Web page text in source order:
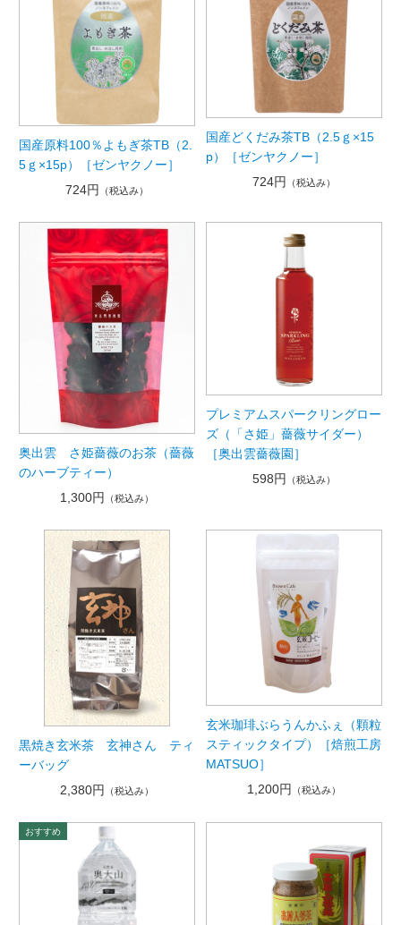
国産原料100％よもぎ茶TB（2.
5ｇ×15p）［ゼンヤクノー］
724円
（税込み）
国産どくだみ茶TB（2.5ｇ×15
p）［ゼンヤクノー］
724円
（税込み）
奥出雲 さ姫薔薇のお茶（薔薇
のハーブティー）
1,300円
（税込み）
プレミアムスパークリングロー
ズ（「さ姫」薔薇サイダー）
［奥出雲薔薇園］
598円
（税込み）
黒焼き玄米茶 玄神さん ティ
ーバッグ
2,380円
（税込み）
玄米珈琲ぶらうんかふぇ（顆粒
スティックタイプ）［焙煎工房
MATSUO］
1,200円
（税込み）